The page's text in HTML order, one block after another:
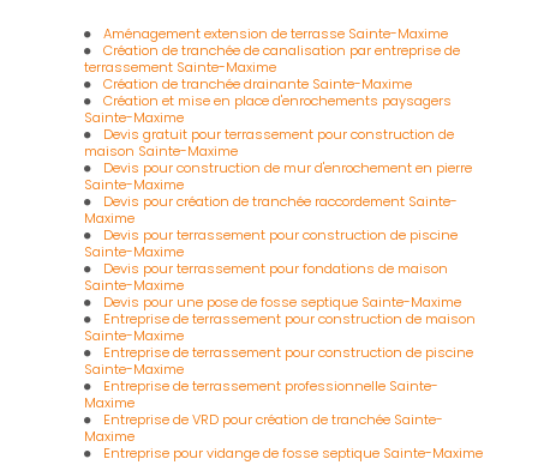
Aménagement extension de terrasse Sainte-Maxime
Création de tranchée de canalisation par entreprise de
terrassement Sainte-Maxime
Création de tranchée drainante Sainte-Maxime
Création et mise en place d'enrochements paysagers
Sainte-Maxime
Devis gratuit pour terrassement pour construction de
maison Sainte-Maxime
Devis pour construction de mur d'enrochement en pierre
Sainte-Maxime
Devis pour création de tranchée raccordement Sainte-
Maxime
Devis pour terrassement pour construction de piscine
Sainte-Maxime
Devis pour terrassement pour fondations de maison
Sainte-Maxime
Devis pour une pose de fosse septique Sainte-Maxime
Entreprise de terrassement pour construction de maison
Sainte-Maxime
Entreprise de terrassement pour construction de piscine
Sainte-Maxime
Entreprise de terrassement professionnelle Sainte-
Maxime
Entreprise de VRD pour création de tranchée Sainte-
Maxime
Entreprise pour vidange de fosse septique Sainte-Maxime